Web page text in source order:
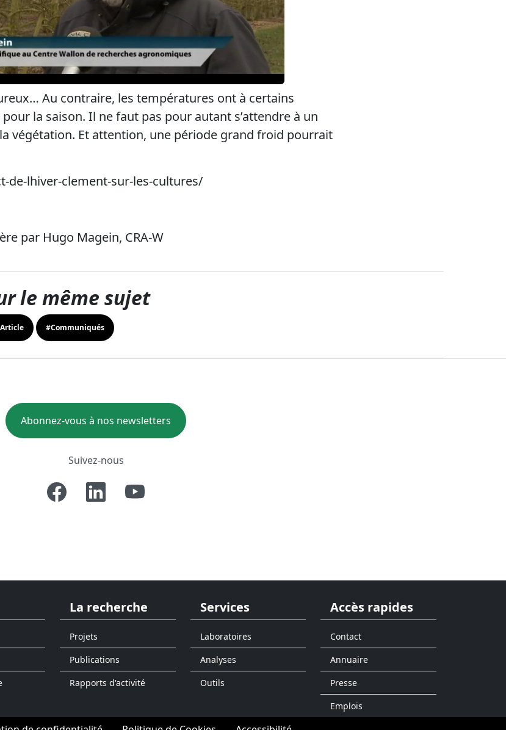
Au contraire, les températures ont à certains
la saison. Il ne faut pas pour autant s’attendre à un
végétation. Et attention, une période grand froid pourrait
de-lhiver-clement-sur-les-cultures/
par Hugo Magein, CRA-W
le même sujet
#Communiqués
Abonnez-vous à nos newsletters
Suivez-nous
La recherche
Projets
Publications
Rapports d'activité
Services
Laboratoires
Analyses
Outils
Accès rapides
Contact
Annuaire
Presse
Emplois